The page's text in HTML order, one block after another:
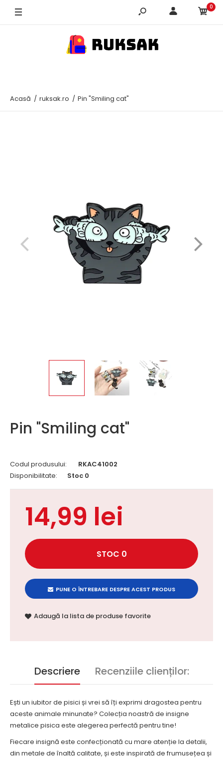
0
Acasă ruksak.ro Pin "Smiling cat"
Pin "Smiling cat"
Codul produsului:
RKAC41002
Disponibilitate:
Stoc 0
14,99 lei
PUNE O ÎNTREBARE DESPRE ACEST PRODUS
Adaugă la lista de produse favorite
Descriere Recenziile clienților:
Ești un iubitor de pisici și vrei să îți exprimi dragostea pentru
aceste animale minunate? Colecția noastră de insigne
metalice pisica este alegerea perfectă pentru tine!
Fiecare insignă este confecționată cu mare atenție la detalii,
din metale de înaltă calitate, și este inspirată de frumusețea și